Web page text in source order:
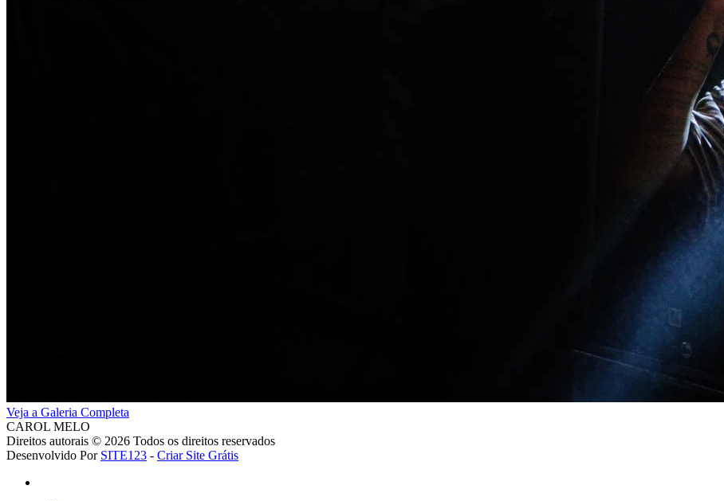
Veja a Galeria Completa
CAROL MELO
Direitos autorais © 2026 Todos os direitos reservados
Desenvolvido Por SITE123 - Criar Site Grátis